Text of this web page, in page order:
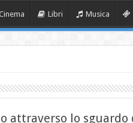
Libri Musica
attraverso lo